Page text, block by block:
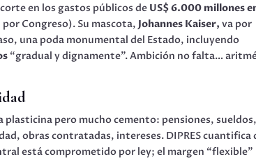
en los gastos públicos de US$ 6.000 millones
Congreso). Su mascota,Johannes Kaiser, va por
una poda monumental del Estado, incluyendo
“gradual y dignamente”. Ambición no falta…
plasticina pero mucho cemento: pensiones, sueldos,
obras contratadas, intereses. DIPRES cuantifica
está comprometido por ley; el margen “flexible”